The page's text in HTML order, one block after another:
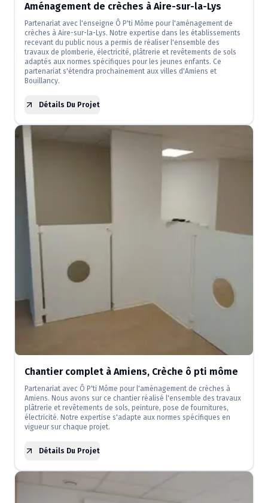
Aménagement de crèches à Aire-sur-la-Lys
Partenariat avec l'enseigne Ô P'ti Môme pour l'aménagement de
crèches à Aire-sur-la-Lys. Notre expertise dans les établissements
recevant du public nous a permis de réaliser l'ensemble des
travaux de plomberie, électricité, plâtrerie et revêtements de sols
adaptés aux normes spécifiques pour les jeunes enfants. Ce
partenariat s'étendra prochainement aux villes d'Amiens et
Bouillancy.
Détails Du Projet
Chantier complet à Amiens, Crèche ô pti môme
Partenariat avec Ô P'ti Môme pour l'aménagement de crèches à
Amiens. Nous avons sur ce chantier réalisé l'ensemble des travaux
plâtrerie et revêtements de sols, peinture, pose de fournitures,
électricité. Notre expertise s'adapte aux normes spécifiques en
vigueur sur chaque projet.
Détails Du Projet